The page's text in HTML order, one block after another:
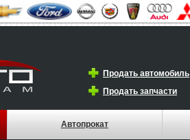
Продать автомобиль
Продать запчасти
Автопрокат